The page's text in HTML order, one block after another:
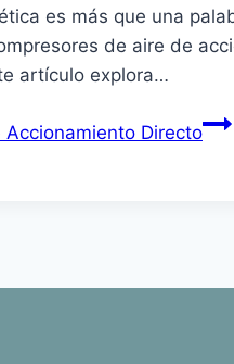
es más que una
de aire de
artículo explora…
Directo